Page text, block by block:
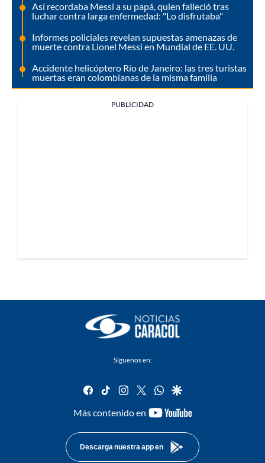
Así recordaba Messi a su papá, quien falleció tras
luchar contra larga enfermedad: "Lo disfrutaba"
Informes policiales revelan supuestas amenazas de
muerte contra Lionel Messi en Mundial de EE. UU.
Accidente helicóptero Río de Janeiro: las tres turistas
muertas eran colombianas de la misma familia
PUBLICIDAD
Síguenos en:
facebook
tiktok instagram
twitterwhatsapp
google
Más contenido en
youtube-
Descarga nuestra app en